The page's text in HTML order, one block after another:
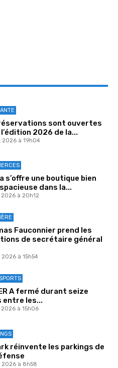
sont ouvertes
2026 de la...
2026 à 19h04
s’offre une boutique bien
dans la...
à 20h12
Fauconnier prend les
de secrétaire général
à 15h54
A fermé durant seize
entre les...
à 15h06
réinvente les parkings de
2026 à 8h58